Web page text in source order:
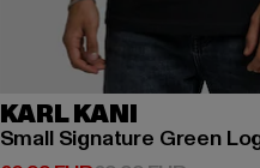
KARL KANI
Small Signature Green